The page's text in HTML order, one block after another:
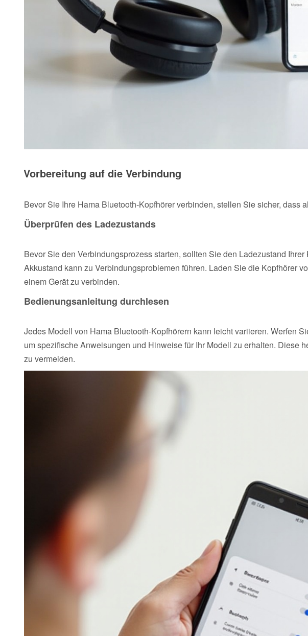
Vorbereitung auf die Verbindung
Bevor Sie Ihre Hama Bluetooth-Kopfhörer verbinden, stellen Sie sicher, dass
Überprüfen des Ladezustands
Bevor Sie den Verbindungsprozess starten, sollten Sie den Ladezustand
Akkustand kann zu Verbindungsproblemen führen. Laden Sie die Kopfhörer
einem Gerät zu verbinden.
Bedienungsanleitung durchlesen
Jedes Modell von Hama Bluetooth-Kopfhörern kann leicht variieren. Werfen
um spezifische Anweisungen und Hinweise für Ihr Modell zu erhalten. Diese
zu vermeiden.